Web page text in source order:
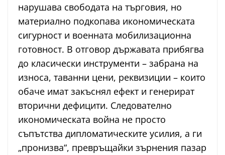
нарушава свободата на търговия, но
материално подкопава икономическата
сигурност и военната мобилизационна
готовност. В отговор държавата прибягва
до класически инструменти – забрана на
износа, таванни цени, реквизиции – които
обаче имат закъснял ефект и генерират
вторични дефицити. Следователно
икономическата война не просто
съпътства дипломатическите усилия, а ги
„пронизва“, превръщайки зърнения пазар